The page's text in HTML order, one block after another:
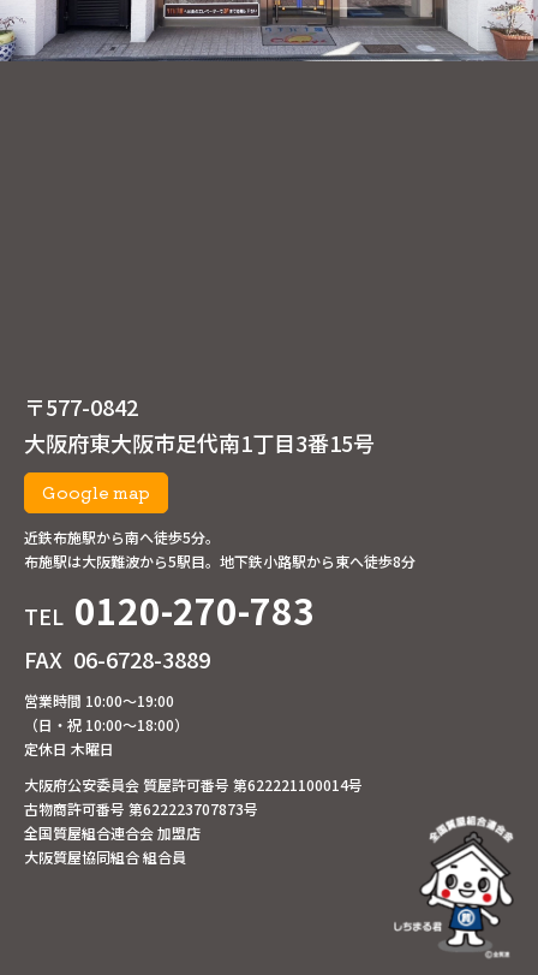
〒577-0842
大阪府東大阪市足代南1丁目3番15号
Google map
近鉄布施駅から南へ徒歩5分。
布施駅は大阪難波から5駅目。地下鉄小路駅から東へ徒歩8分
TEL 0120-270-783
FAX 06-6728-3889
営業時間 10:00～19:00
（日・祝 10:00～18:00）
定休日 木曜日
大阪府公安委員会 質屋許可番号 第622221100014号
古物商許可番号 第622223707873号
全国質屋組合連合会 加盟店
大阪質屋協同組合 組合員